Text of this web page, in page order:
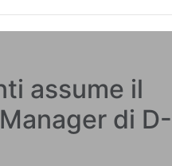
assume il
di D-